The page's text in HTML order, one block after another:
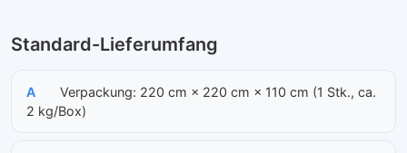
Standard-Lieferumfang
A
Verpackung: 220 cm × 220 cm × 110 cm (1 Stk., ca.
2 kg/Box)